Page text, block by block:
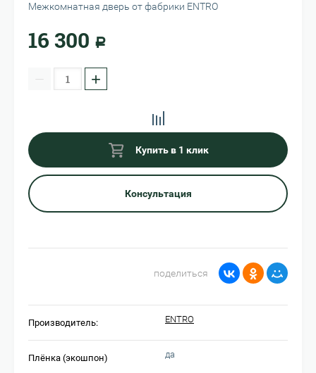
Межкомнатная дверь от фабрики ENTRO
16 300 Р
− +
Купить в 1 клик
Консультация
поделиться
Производитель: ENTRO
Плёнка (экошпон) да